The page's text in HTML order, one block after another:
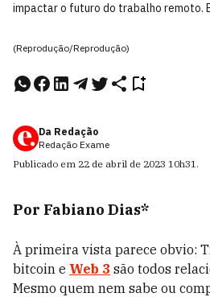
impactar o futuro do trabalho remoto.
(Reprodução/Reprodução)
Da Redação
Redação Exame
Publicado em 22 de abril de 2023 10h31.
Por Fabiano Dias*
À primeira vista parece obvio:
bitcoin e Web 3 são todos
Mesmo quem nem sabe ou